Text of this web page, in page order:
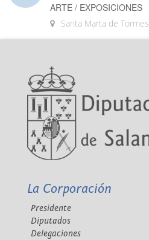
ARTE / EXPOSICIONES
Santa Marta de Tormes
La Corporación
Presidente
Diputados
Delegaciones